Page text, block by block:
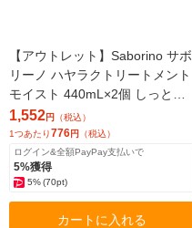
【アウトレット】Saborino サボ
リーノ ハヤラクトリートメント
モイスト 440mL×2個 しっとり
BCLカンパニー
1,552円 （税込）
1つあたり776円 （税込）
ログイン&全額PayPay支払いで
5%獲得
5%(70pt)
カートに入れる